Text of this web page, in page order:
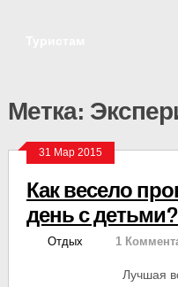
Метка:
31 Мар 2015
Как весело
день с детьми?
Отдых 1
Лучшая